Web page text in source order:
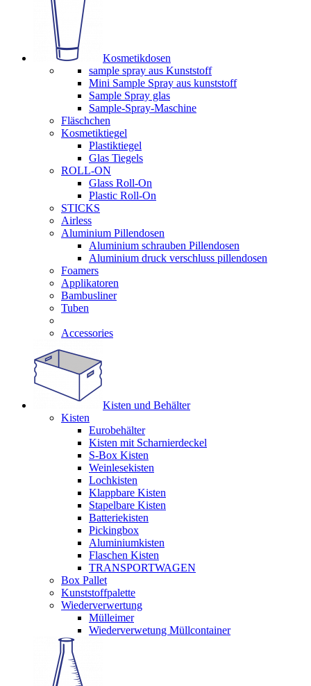
Kosmetikdosen
sample spray aus Kunststoff
Mini Sample Spray aus kunststoff
Sample Spray glas
Sample-Spray-Maschine
Fläschchen
Kosmetiktiegel
Plastiktiegel
Glas Tiegels
ROLL-ON
Glass Roll-On
Plastic Roll-On
STICKS
Airless
Aluminium Pillendosen
Aluminium schrauben Pillendosen
Aluminium druck verschluss pillendosen
Foamers
Applikatoren
Bambusliner
Tuben
Accessories
Kisten und Behälter
Kisten
Eurobehälter
Kisten mit Scharnierdeckel
S-Box Kisten
Weinlesekisten
Lochkisten
Klappbare Kisten
Stapelbare Kisten
Batteriekisten
Pickingbox
Aluminiumkisten
Flaschen Kisten
TRANSPORTWAGEN
Box Pallet
Kunststoffpalette
Wiederverwertung
Mülleimer
Wiederverwetung Müllcontainer